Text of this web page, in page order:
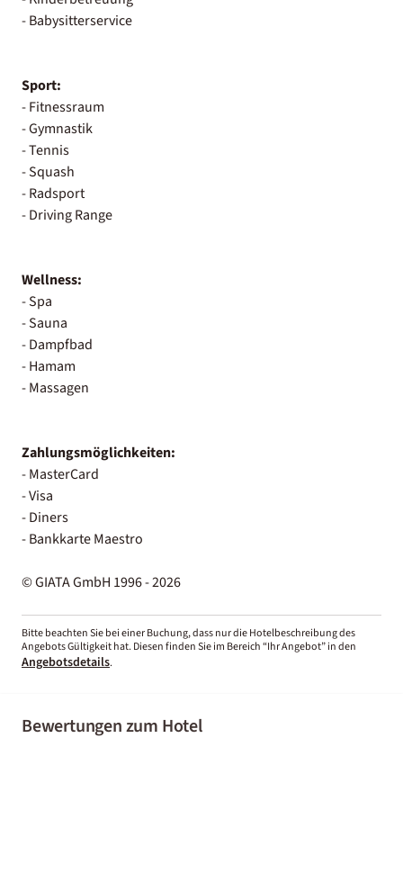
- Babysitterservice
Sport:
- Fitnessraum
- Gymnastik
- Tennis
- Squash
- Radsport
- Driving Range
Wellness:
- Spa
- Sauna
- Dampfbad
- Hamam
- Massagen
Zahlungsmöglichkeiten:
- MasterCard
- Visa
- Diners
- Bankkarte Maestro
© GIATA GmbH 1996 - 2026
Bitte beachten Sie bei einer Buchung, dass nur die Hotelbeschreibung des
Angebots Gültigkeit hat. Diesen finden Sie im Bereich “Ihr Angebot” in den
Angebotsdetails.
Bewertungen zum Hotel